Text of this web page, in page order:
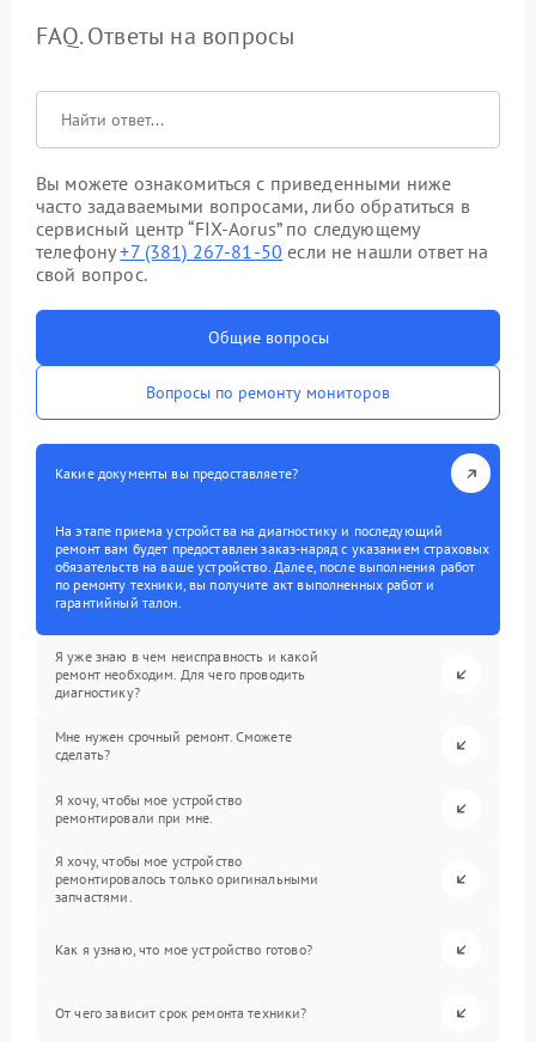
FAQ. Ответы на вопросы
Вы можете ознакомиться с приведенными ниже
часто задаваемыми вопросами, либо обратиться в
сервисный центр “FIX-Aorus” по следующему
телефону+7 (381) 267-81-50 если не нашли ответ на
свой вопрос.
Общие вопросы
Вопросы по ремонту мониторов
Какие документы вы предоставляете?
На этапе приема устройства на диагностику и последующий
ремонт вам будет предоставлен заказ-наряд с указанием страховых
обязательств на ваше устройство. Далее, после выполнения работ
по ремонту техники, вы получите акт выполненных работ и
гарантийный талон.
Я уже знаю в чем неисправность и какой
ремонт необходим. Для чего проводить
диагностику?
Мне нужен срочный ремонт. Сможете
сделать?
Я хочу, чтобы мое устройство
ремонтировали при мне.
Я хочу, чтобы мое устройство
ремонтировалось только оригинальными
запчастями.
Как я узнаю, что мое устройство готово?
От чего зависит срок ремонта техники?